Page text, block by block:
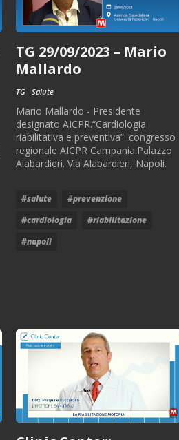
TG 29/09/2023 – Mario
Mallardo
TG Salute
Mario Mallardo - Presidente
designato AICPR.“Cardiologia
riabilitativa e preventiva”: congresso
regionale AICPR Campania.Palazzo
Alabardieri. Via Alabardieri, Napoli.
#salute
#prevenzione
#cardiologia
#riabilitazione
#napoli